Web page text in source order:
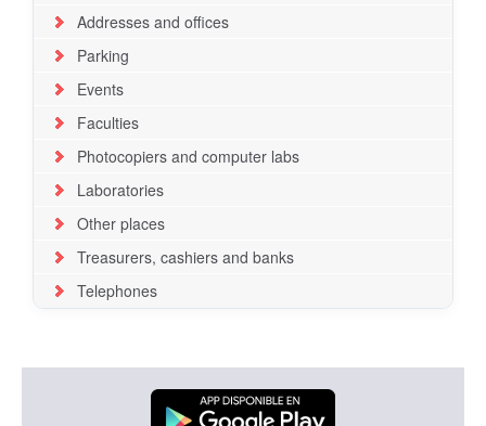
Addresses and offices
Parking
Events
Faculties
Photocopiers and computer labs
Laboratories
Other places
Treasurers, cashiers and banks
Telephones